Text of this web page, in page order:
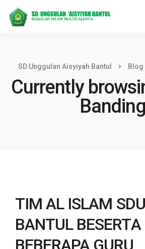
SD Unggulan Aisyiyah Bantul Blog
Currently
Banding
TIM AL ISLAM
BANTUL BESERTA
BEBERAPA GURU